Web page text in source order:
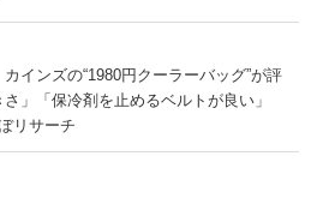
インズの“1980円クーラーバッグ”が評
」「保冷剤を止めるベルトが良い」
リサーチ